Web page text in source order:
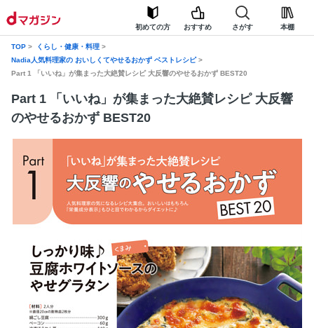
初めての方 おすすめ さがす 本棚
TOP
くらし・健康・料理
Nadia人気料理家の おいしくてやせるおかず ベストレシピ
Part 1 「いいね」が集まった大絶賛レシピ 大反響のやせるおかず BEST20
Part 1 「いいね」が集まった大絶賛レシピ 大反響
のやせるおかず BEST20